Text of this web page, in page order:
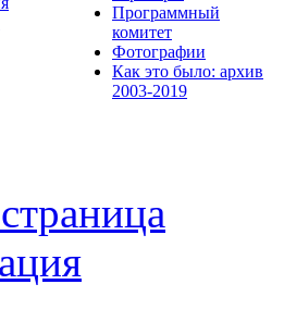
Программный
комитет
Фотографии
Как это было: архив
2003-2019